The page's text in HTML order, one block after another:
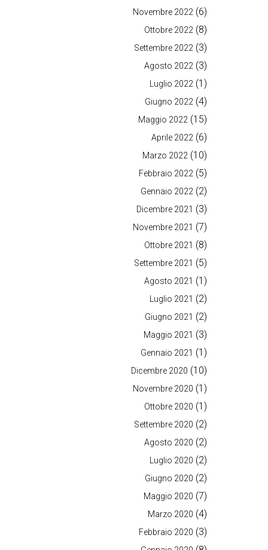
Novembre 2022 (6)
Ottobre 2022 (8)
Settembre 2022 (3)
Agosto 2022 (3)
Luglio 2022 (1)
Giugno 2022 (4)
Maggio 2022 (15)
Aprile 2022 (6)
Marzo 2022 (10)
Febbraio 2022 (5)
Gennaio 2022 (2)
Dicembre 2021 (3)
Novembre 2021 (7)
Ottobre 2021 (8)
Settembre 2021 (5)
Agosto 2021 (1)
Luglio 2021 (2)
Giugno 2021 (2)
Maggio 2021 (3)
Gennaio 2021 (1)
Dicembre 2020 (10)
Novembre 2020 (1)
Ottobre 2020 (1)
Settembre 2020 (2)
Agosto 2020 (2)
Luglio 2020 (2)
Giugno 2020 (2)
Maggio 2020 (7)
Marzo 2020 (4)
Febbraio 2020 (3)